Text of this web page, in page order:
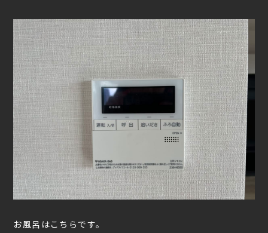
お風呂はこちらです。